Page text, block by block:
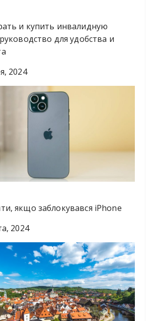
и купить инвалидную
для удобства и
2024
якщо заблокувався iPhone
2024